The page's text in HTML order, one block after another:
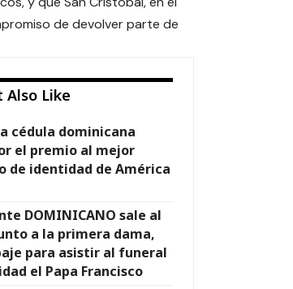
de devolver parte de
Also Like
cédula dominicana
el premio al mejor
de identidad de América
DOMINICANO sale al
a la primera dama,
para asistir al funeral
el Papa Francisco